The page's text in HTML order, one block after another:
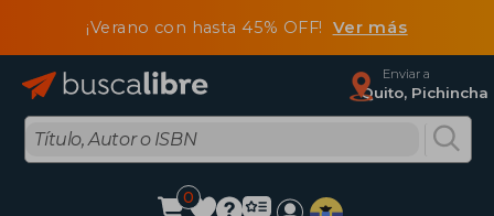
¡Verano con hasta 45% OFF! Ver más
Enviar a
Quito, Pichincha
0